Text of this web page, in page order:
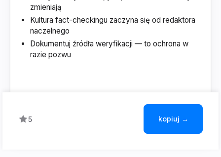
zmieniają
Kultura fact-checkingu zaczyna się od redaktora
naczelnego
Dokumentuj źródła weryfikacji — to ochrona w
razie pozwu
5 kopiuj →